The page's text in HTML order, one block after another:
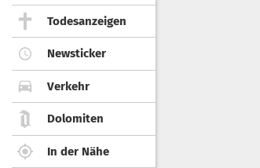
Todesanzeigen
Newsticker
Verkehr
Dolomiten
In der Nähe